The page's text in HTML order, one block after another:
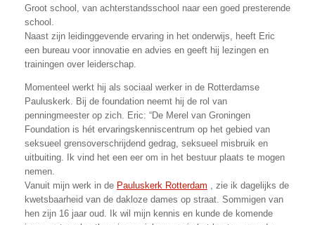
Groot school, van achterstandsschool naar een goed presterende
school.
Naast zijn leidinggevende ervaring in het onderwijs, heeft Eric
een bureau voor innovatie en advies en geeft hij lezingen en
trainingen over leiderschap.
Momenteel werkt hij als sociaal werker in de Rotterdamse
Pauluskerk. Bij de foundation neemt hij de rol van
penningmeester op zich. Eric: “De Merel van Groningen
Foundation is hét ervaringskenniscentrum op het gebied van
seksueel grensoverschrijdend gedrag, seksueel misbruik en
uitbuiting. Ik vind het een eer om in het bestuur plaats te mogen
nemen.
Vanuit mijn werk in de Pauluskerk Rotterdam , zie ik dagelijks de
kwetsbaarheid van de dakloze dames op straat. Sommigen van
hen zijn 16 jaar oud. Ik wil mijn kennis en kunde de komende